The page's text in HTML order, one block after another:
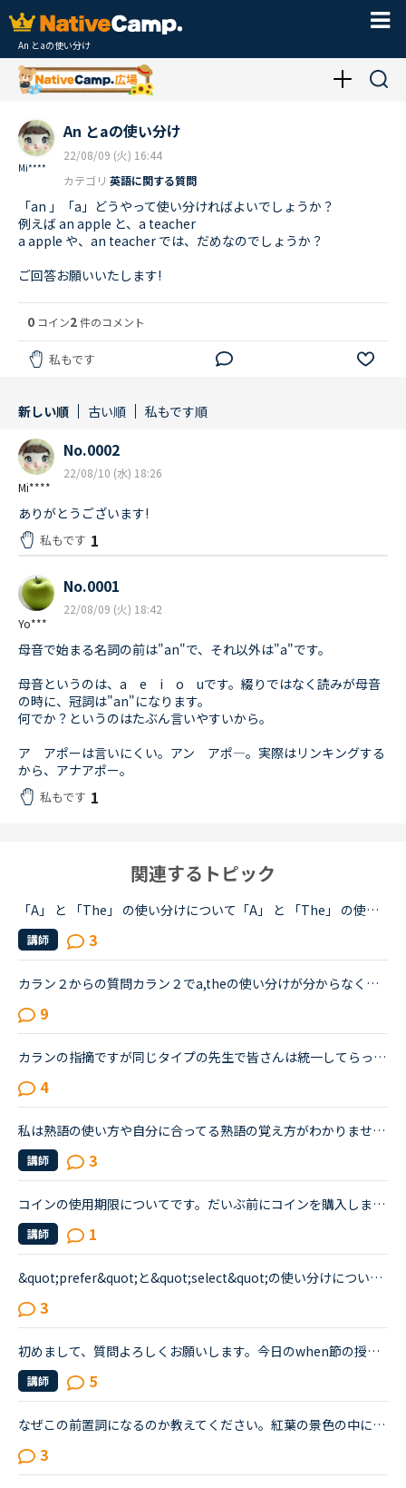
An とaの使い分け
Mi****
An とaの使い分け
22/08/09 (火) 16:44
カテゴリ 英語に関する質問
「an 」「a」どうやって使い分ければよいでしょうか？
例えば an apple と、a teacher
a apple や、an teacher では、だめなのでしょうか？
ご回答お願いいたします!
0 コイン2件のコメント
私もです
新しい順 古い順 私もです順
Mi****
No.0002
22/08/10 (水) 18:26
ありがとうございます!
私もです 1
Yo***
No.0001
22/08/09 (火) 18:42
母音で始まる名詞の前は"an"で、それ以外は"a"です。
母音というのは、a e i o uです。綴りではなく読みが母音
の時に、冠詞は"an"になります。
何でか？というのはたぶん言いやすいから。
ア アポーは言いにくい。アン アポ―。実際はリンキングする
から、アナアポー。
私もです 1
関連するトピック
「A」 と 「The」 の使い分けについて「A」 と 「The」 の使い分け方がいまいち良くわかりません・・・講師に言った時に、AとTheが間違えないようになりたいです。これってどう言う基準で分けているのですか？(ko**)
講師 3
カラン２からの質問カラン２でa,theの使い分けが分からなくなったのですっきりしたく、質問させてください。ちなみに。。。細かいことが気になる性格はカランは向いてないとか言われるとかなり落ち込むのでよろし...
9
カランの指摘ですが同じタイプの先生で皆さんは統一してらっしゃるのでしょうか？３人くらいの先生でまわしてますが先生によって使い分けるのがしんどくなってきました。単数形複数形や冠詞などはもちろん指摘し...
4
私は熟語の使い方や自分に合ってる熟語の覚え方がわかりません。長い期間で覚えようとしてもなかなか意味と前置詞,名詞などがつながらずに使ったり熟語の問題を解いたりということができなくなってしまいます。熟...
講師 3
コインの使用期限についてです。だいぶ前にコインを購入しました。まだそのコインを全然使えていないと思うのですが講師や自分自身からの予約キャンセルやキャンペーンでコインを購入した後に頂きました。なるべ...
講師 1
&quot;prefer&quot;と&quot;select&quot;の使い分けについて。5分間単語クイズで&quot;prefer&quot;は「他のものと比較して、何かをより好きだと感じたり、選んだりすること」というヒントが最初にあり、その後の...
3
初めまして、質問よろしくお願いします。今日のwhen節の授業の答えの中で①I was surprised when she was attending my birthday party②I was surprised when she attended my birthday party.どうやら①が正解み...
講師 5
なぜこの前置詞になるのか教えてください。紅葉の景色の中に柴犬が写っている写真の投稿に関して「柴犬は紅葉が似合うね」とコメントしたいのですが。英訳サイトだとShibainu looks good with autumn leaves.と出...
3